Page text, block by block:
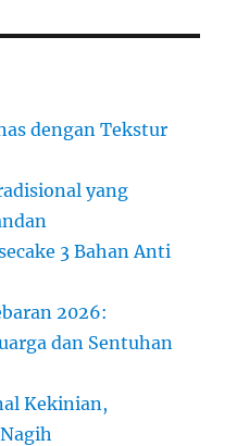
dengan Tekstur
yang
3 Bahan Anti
2026:
dan Sentuhan
Kekinian,